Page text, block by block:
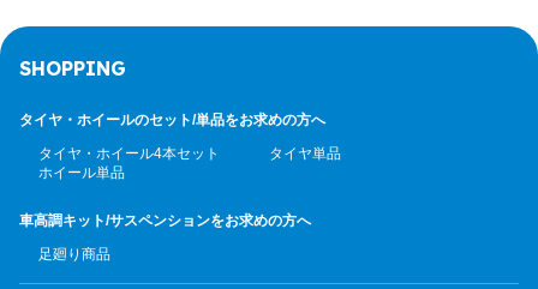
SHOPPING
タイヤ・ホイールのセット/単品をお求めの方へ
タイヤ・ホイール4本セット
タイヤ単品
ホイール単品
車高調キット/サスペンションをお求めの方へ
足廻り商品